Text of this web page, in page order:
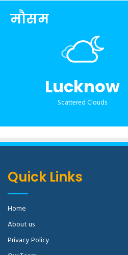
मौसम
Lucknow
Scattered Clouds
Quick Links
Home
About us
Privacy Policy